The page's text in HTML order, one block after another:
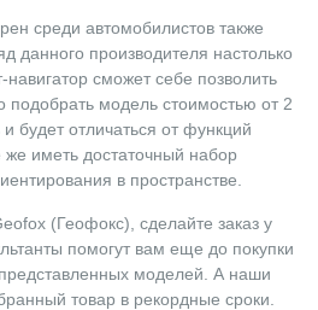
среди автомобилистов также
данного производителя настолько
сможет себе позволить
модель стоимостью от 2
будет отличаться от функций
иметь достаточный набор
в пространстве.
(Геофокс), сделайте заказ у
помогут вам еще до покупки
моделей. А наши
товар в рекордные сроки.